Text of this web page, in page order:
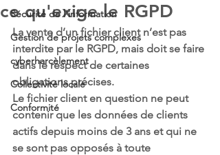
Sécurité de l'information
Gestion de projets complexes
cyberharcèlement
Collectivité locale
Conformité
ce qu'exige le RGPD
La vente d’un fichier client n’est pas
interdite par le RGPD, mais doit se faire
dans le respect de certaines
obligations précises.
Le fichier client en question ne peut
contenir que les données de clients
actifs depuis moins de 3 ans et qui ne
se sont pas opposés à toute